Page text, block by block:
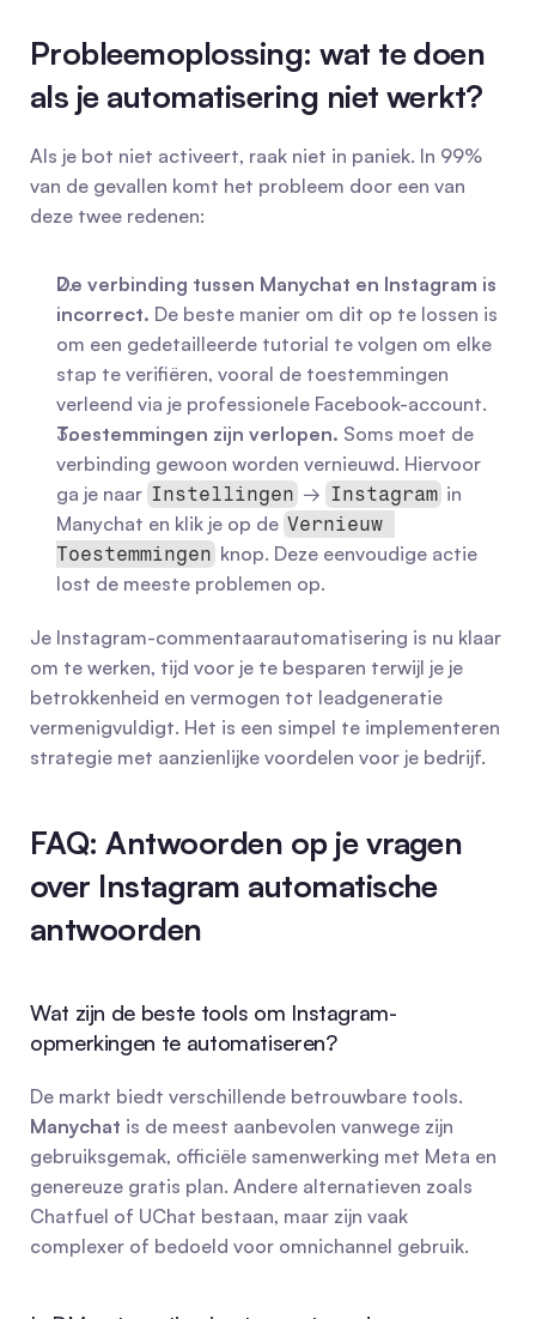
Probleemoplossing: wat te doen
als je automatisering niet werkt?
Als je bot niet activeert, raak niet in paniek. In 99%
van de gevallen komt het probleem door een van
deze twee redenen:
De verbinding tussen Manychat en Instagram is
incorrect. De beste manier om dit op te lossen is
om een gedetailleerde tutorial te volgen om elke
stap te verifiëren, vooral de toestemmingen
verleend via je professionele Facebook-account.
Toestemmingen zijn verlopen. Soms moet de
verbinding gewoon worden vernieuwd. Hiervoor
ga je naar Instellingen → Instagram in
Manychat en klik je op de Vernieuw
Toestemmingen knop. Deze eenvoudige actie
lost de meeste problemen op.
Je Instagram-commentaarautomatisering is nu klaar
om te werken, tijd voor je te besparen terwijl je je
betrokkenheid en vermogen tot leadgeneratie
vermenigvuldigt. Het is een simpel te implementeren
strategie met aanzienlijke voordelen voor je bedrijf.
FAQ: Antwoorden op je vragen
over Instagram automatische
antwoorden
Wat zijn de beste tools om Instagram-
opmerkingen te automatiseren?
Manychat is de meest aanbevolen vanwege zijn
gebruiksgemak, officiële samenwerking met Meta en
genereuze gratis plan. Andere alternatieven zoals
Chatfuel of UChat bestaan, maar zijn vaak
complexer of bedoeld voor omnichannel gebruik.